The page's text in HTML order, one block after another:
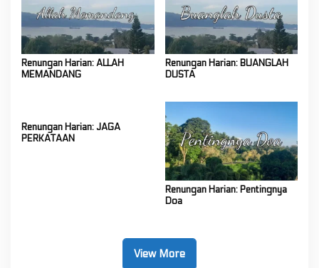
Renungan Harian: ALLAH
MEMANDANG
Renungan Harian: BUANGLAH
DUSTA
Renungan Harian: JAGA
PERKATAAN
Renungan Harian: Pentingnya
Doa
View More